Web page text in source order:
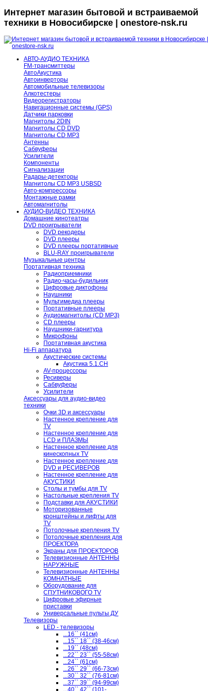
Интернет магазин бытовой и встраиваемой
техники в Новосибирске | onestore-nsk.ru
АВТО-АУДИО ТЕХНИКА
FM-трансмиттеры
АвтоАкустика
Автоинверторы
Автомобильные телевизоры
Алкотестеры
Видеорегистраторы
Навигационные системы (GPS)
Датчики парковки
Магнитолы 2DIN
Магнитолы CD DVD
Магнитолы CD MP3
Антенны
Сабвуферы
Усилители
Компоненты
Сигнализации
Радары-детекторы
Магнитолы CD MP3 USBSD
Авто-компрессоры
Монтажные рамки
Автомагнитолы
АУДИО-ВИДЕО ТЕХНИКА
Домашние кинотеатры
DVD проигрыватели
DVD рекодеры
DVD плееры
DVD плееры портативные
BLU-RAY проигрыватели
Музыкальные центры
Портативная техника
Радиоприемники
Радио-часы-будильник
Цифровые диктофоны
Наушники
Мультимедиа плееры
Портативные плееры
Аудиомагнитолы (CD МРЗ)
CD плееры
Наушники-гарнитура
Микрофоны
Портативная акустика
Hi-Fi аппаратура
Акустические системы
Акустика 5.1.CH
AV-процессоры
Ресиверы
Сабвуферы
Усилители
Аксессуары для аудио-видео
техники
Очки 3D и аксессуары
Настенное крепление для
TV
Настенное крепление для
LCD и ПЛАЗМЫ
Настенное крепление для
кинескопных TV
Настенное крепление для
DVD и РЕСИВЕРОВ
Настенное крепление для
АКУСТИКИ
Столы и тумбы для TV
Настольные крепления TV
Подставки для АКУСТИКИ
Моторизованные
кронштейны и лифты для
TV
Потолочные крепления TV
Потолочные крепления для
ПРОЕКТОРА
Экраны для ПРОЕКТОРОВ
Телевизионные АНТЕННЫ
НАРУЖНЫЕ
Телевизионные АНТЕННЫ
КОМНАТНЫЕ
Оборудование для
СПУТНИКОВОГО TV
Цифровые эфирные
приставки
Универсальные пульты ДУ
Телевизоры
LED - телевизоры
...16`` (41см)
...15`` 18`` (38-46см)
...19`` (48см)
...22`` 23`` (55-58см)
...24`` (61см)
...26`` 29`` (66-73см)
...30`` 32`` (76-81см)
...37`` 39`` (94-99см)
...40`` 42`` (101-